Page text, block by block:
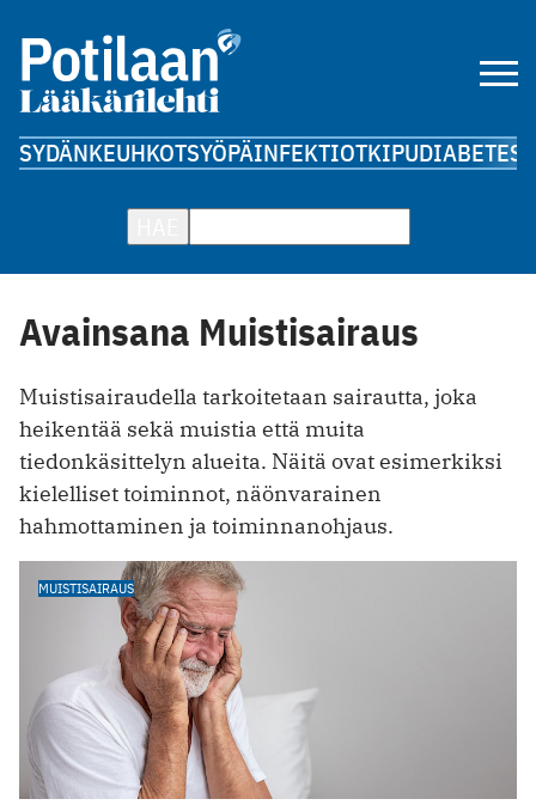
SYDÄNKEUHKOTSYÖPÄINFEKTIOTKIPUDIABETES
Avainsana Muistisairaus
Muistisairaudella tarkoitetaan sairautta, joka
heikentää sekä muistia että muita
tiedonkäsittelyn alueita. Näitä ovat esimerkiksi
kielelliset toiminnot, näönvarainen
hahmottaminen ja toiminnanohjaus.
MUISTISAIRAUS